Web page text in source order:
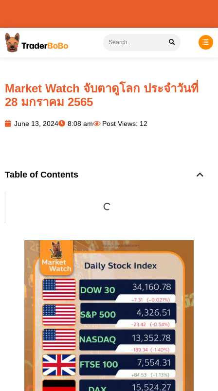
Market Watch จับตาดูโลก ประจำวันที่
28 มกราคม 2565
June 13, 2024 8:08 am Post Views: 12
Table of Contents